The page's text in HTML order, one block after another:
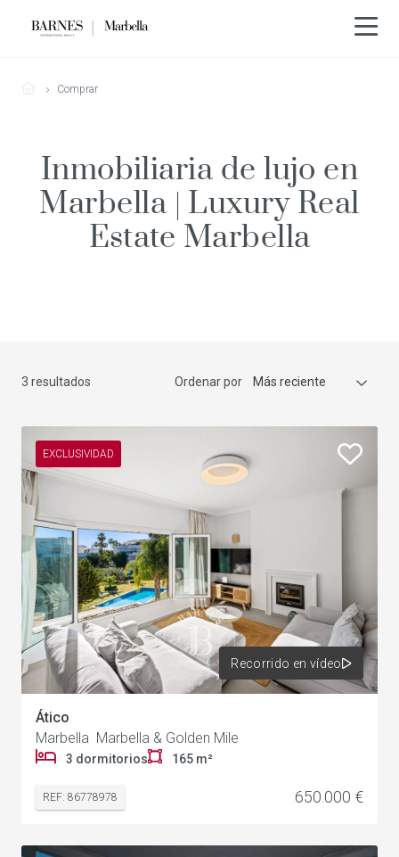
Comprar
Inmobiliaria de lujo en
Marbella | Luxury Real
Estate Marbella
3 resultados Ordenar por Más reciente
EXCLUSIVIDAD
Recorrido en vídeo
Ático
Marbella Marbella & Golden Mile
3 dormitorios 165 m²
REF: 86778978 650.000 €